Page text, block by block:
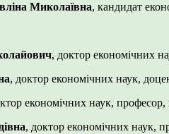
Миколаївна, кандидат
, доктор економічних
, доктор економічних наук,
економічних наук,
, доктор економічних наук,